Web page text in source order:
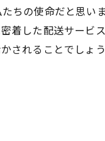
ちの使命だと思い
着した配送サービ
されることでしょう